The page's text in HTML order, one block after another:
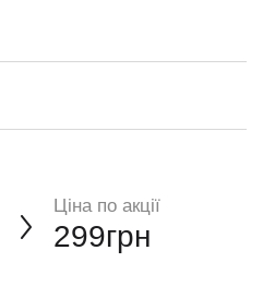
Ціна по акції
299грн